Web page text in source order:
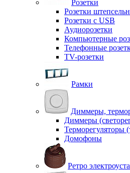
Розетки
Розетки
Розетки с USB
Аудиорозетки
Компьютерные
Телефонные
TV-розетки
Рамки
Диммеры,
Диммеры
Терморегуляторы
Домофоны
Ретро